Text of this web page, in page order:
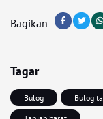
Bagikan
Tagar
Bulog Bulog